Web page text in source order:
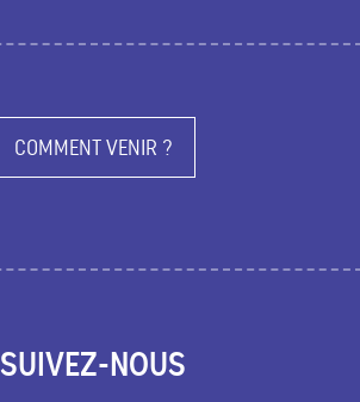
COMMENT VENIR ?
SUIVEZ-NOUS